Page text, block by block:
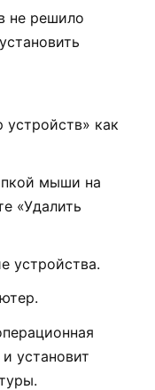
не решило
устройств» как
мыши на
«Удалить
устройства.
установит